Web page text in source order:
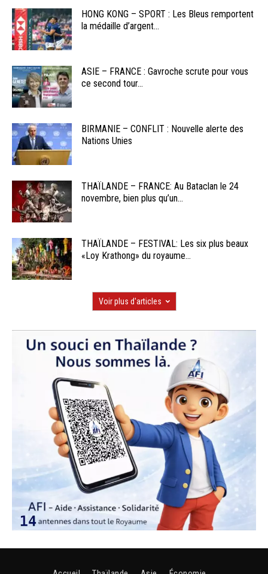
HONG KONG – SPORT : Les Bleus remportent
la médaille d’argent...
ASIE – FRANCE : Gavroche scrute pour vous
ce second tour...
BIRMANIE – CONFLIT : Nouvelle alerte des
Nations Unies
THAÏLANDE – FRANCE: Au Bataclan le 24
novembre, bien plus qu’un...
THAÏLANDE – FESTIVAL: Les six plus beaux
«Loy Krathong» du royaume...
Voir plus d'articles